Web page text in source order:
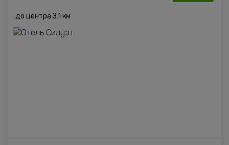
до центра 3.1 км